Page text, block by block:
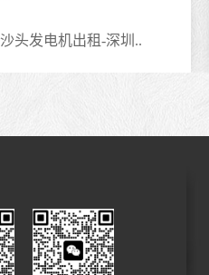
沙头发电机出租-深圳..